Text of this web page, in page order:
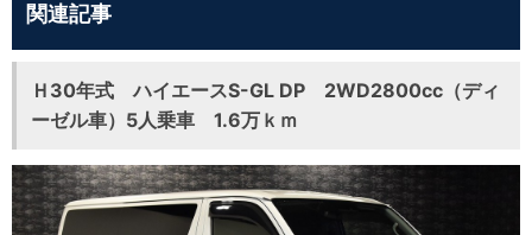
関連記事
Ｈ30年式 ハイエースS-GL DP 2WD2800cc（ディ
ーゼル車）5人乗車 1.6万ｋｍ